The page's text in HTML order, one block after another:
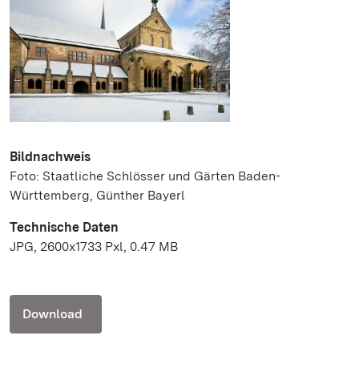
Bildnachweis
Foto: Staatliche Schlösser und Gärten Baden-
Württemberg, Günther Bayerl
Technische Daten
JPG, 2600x1733 Pxl, 0.47 MB
Download